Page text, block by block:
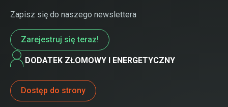
Zapisz się do naszego newslettera
Zarejestruj się teraz!
DODATEK ZŁOMOWY I ENERGETYCZNY
Dostęp do strony